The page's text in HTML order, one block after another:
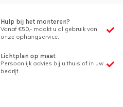
Hulp bij het monteren?
Vanaf €50,- maakt u al gebruik van
onze ophangservice.
Lichtplan op maat
Persoonlijk advies bij u thuis of in uw
bedrijf.